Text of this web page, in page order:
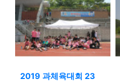
2019 과체육대회 23